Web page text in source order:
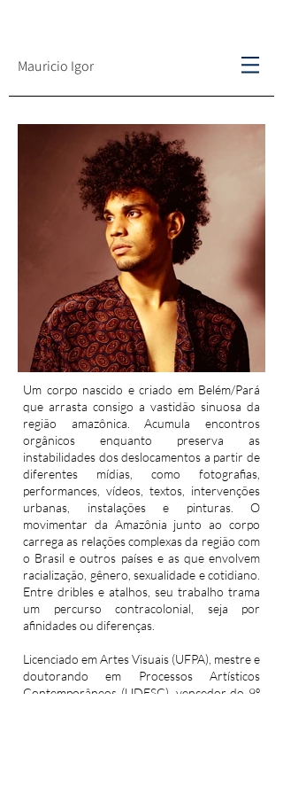
Mauricio Igor
Um corpo nascido e criado em Belém/Pará
que arrasta consigo a vastidão sinuosa da
região amazônica. Acumula encontros
orgânicos enquanto preserva as
instabilidades dos deslocamentos a partir de
diferentes mídias, como fotografias,
performances, vídeos, textos, intervenções
urbanas, instalações e pinturas. O
movimentar da Amazônia junto ao corpo
carrega as relações complexas da região com
o Brasil e outros países e as que envolvem
racialização, gênero, sexualidade e cotidiano.
Entre dribles e atalhos, seu trabalho trama
um percurso contracolonial, seja por
afinidades ou diferenças.
Licenciado em Artes Visuais (UFPA), mestre e
doutorando em Processos Artísticos
Contemporâneos (UDESC), vencedor do 9º